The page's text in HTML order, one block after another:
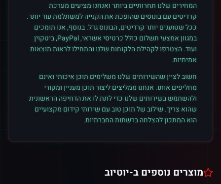
המחירים שלנו תחרותיים ביותר ואנחנו מציעים מערכת
קרדיטים עם בונוסים שהופכת את הקנייה למשתלמת עוד יותר.
ככל שטוענים יותר קרדיטים, הבונוס גדל. בנוסף, אנו תומכים
במגוון אמצעי תשלום כולל כרטיסי אשראי, PayPal, ביטקוין
ועוד. הצטרפו לקהילת הלקוחות שלנו והתחילו לראות תוצאות
אמיתיות.
חשוב לציין שהשירותים שלנו משלימים תוכן איכותי ואינם
מחליפים אותו. אנחנו ממליצים ליצור תוכן מעניין ומקורי
ולהשתמש בשירותים שלנו כדי לתת לו את הדחיפה הראשונית
שהוא צריך. שילוב של תוכן טוב עם שירותי קידום מקצועיים
הוא המתכון להצלחה ברשתות החברתיות.
מוצרים נוספים ב-יוטיוב